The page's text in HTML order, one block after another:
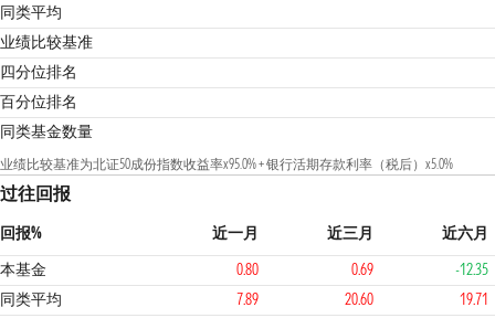
同类平均
业绩比较基准
四分位排名
4
百分位排名
同类基金数量
业绩比较基准为北证50成份指数收益率x95.0% + 银行活期存款利率（税后）x5.0%
过往回报
回报% 近一月 近三月
近六月
本基金
0.80 0.69
-12.35
同类平均
7.89 20.60
19.71